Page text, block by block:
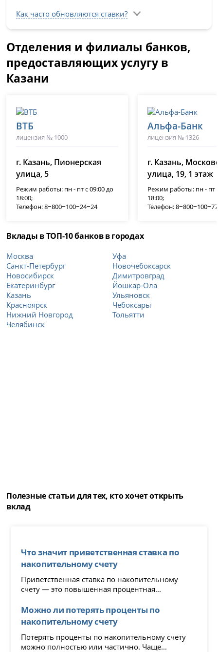
Как часто обновляются ставки?
Отделения и филиалы банков,
предоставляющих услугу в
Казани
ВТБ
лицензия № 1000
г. Казань, Пионерская
улица, 5
Режим работы: пн - пт с 09:00 до
18:00;
Телефон: 8‒800‒100‒24‒24
Альфа-Банк
лицензия № 1326
г. Казань,
улица, 19, 1 этаж
Режим работы: пн - пт
18:00;
Телефон:
Вклады в ТОП-10 банков в городах
Москва
Санкт-Петербург
Новосибирск
Екатеринбург
Казань
Красноярск
Нижний Новгород
Челябинск
Уфа
Новочебоксарск
Димитровград
Йошкар-Ола
Ульяновск
Чебоксары
Тольятти
Полезные статьи для тех, кто хочет открыть
вклад
Что значит приветственная ставка по
накопительному счету
Приветственная ставка по накопительному
счету — это повышенная процентная...
Можно ли потерять проценты по
накопительному счету
Потерять проценты по накопительному счету
можно полностью или частично. Чаще...